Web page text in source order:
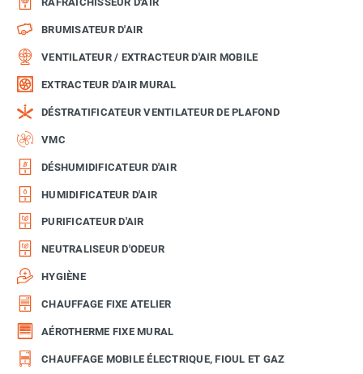
BRUMISATEUR D'AIR
VENTILATEUR / EXTRACTEUR D'AIR MOBILE
EXTRACTEUR D'AIR MURAL
DÉSTRATIFICATEUR VENTILATEUR DE PLAFOND
VMC
DÉSHUMIDIFICATEUR D'AIR
HUMIDIFICATEUR D'AIR
PURIFICATEUR D'AIR
NEUTRALISEUR D'ODEUR
HYGIÈNE
CHAUFFAGE FIXE ATELIER
AÉROTHERME FIXE MURAL
CHAUFFAGE MOBILE ÉLECTRIQUE, FIOUL ET GAZ